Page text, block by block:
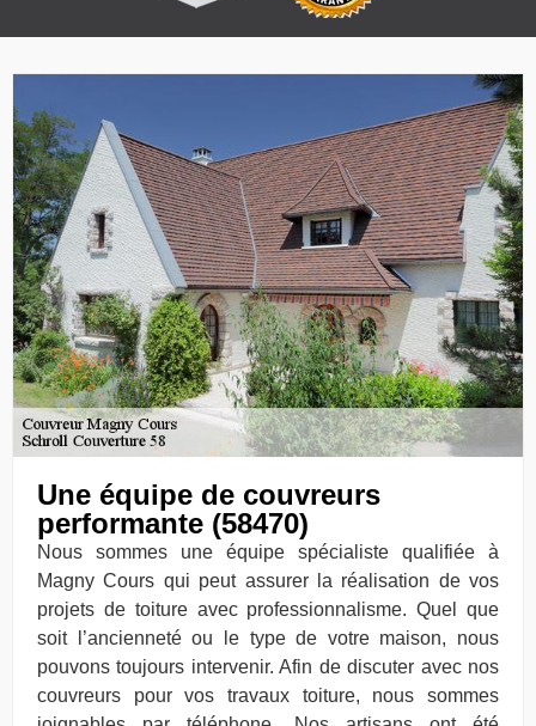
Une équipe de couvreurs
performante (58470)
Nous sommes une équipe spécialiste qualifiée à
Magny Cours qui peut assurer la réalisation de vos
projets de toiture avec professionnalisme. Quel que
soit l’ancienneté ou le type de votre maison, nous
pouvons toujours intervenir. Afin de discuter avec nos
couvreurs pour vos travaux toiture, nous sommes